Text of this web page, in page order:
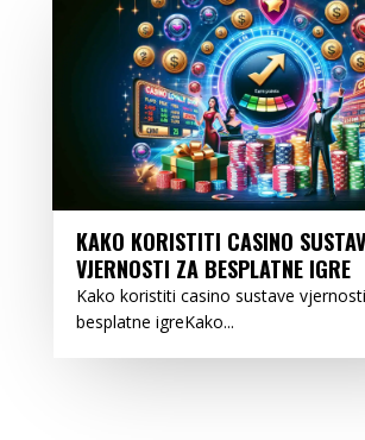
KAKO KORISTITI CASINO
VJERNOSTI ZA BESPLATNE IGRE
Kako koristiti casino sustave
besplatne igreKako...